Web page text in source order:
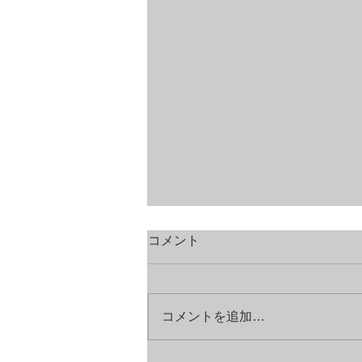
コメント
コメントを追加…